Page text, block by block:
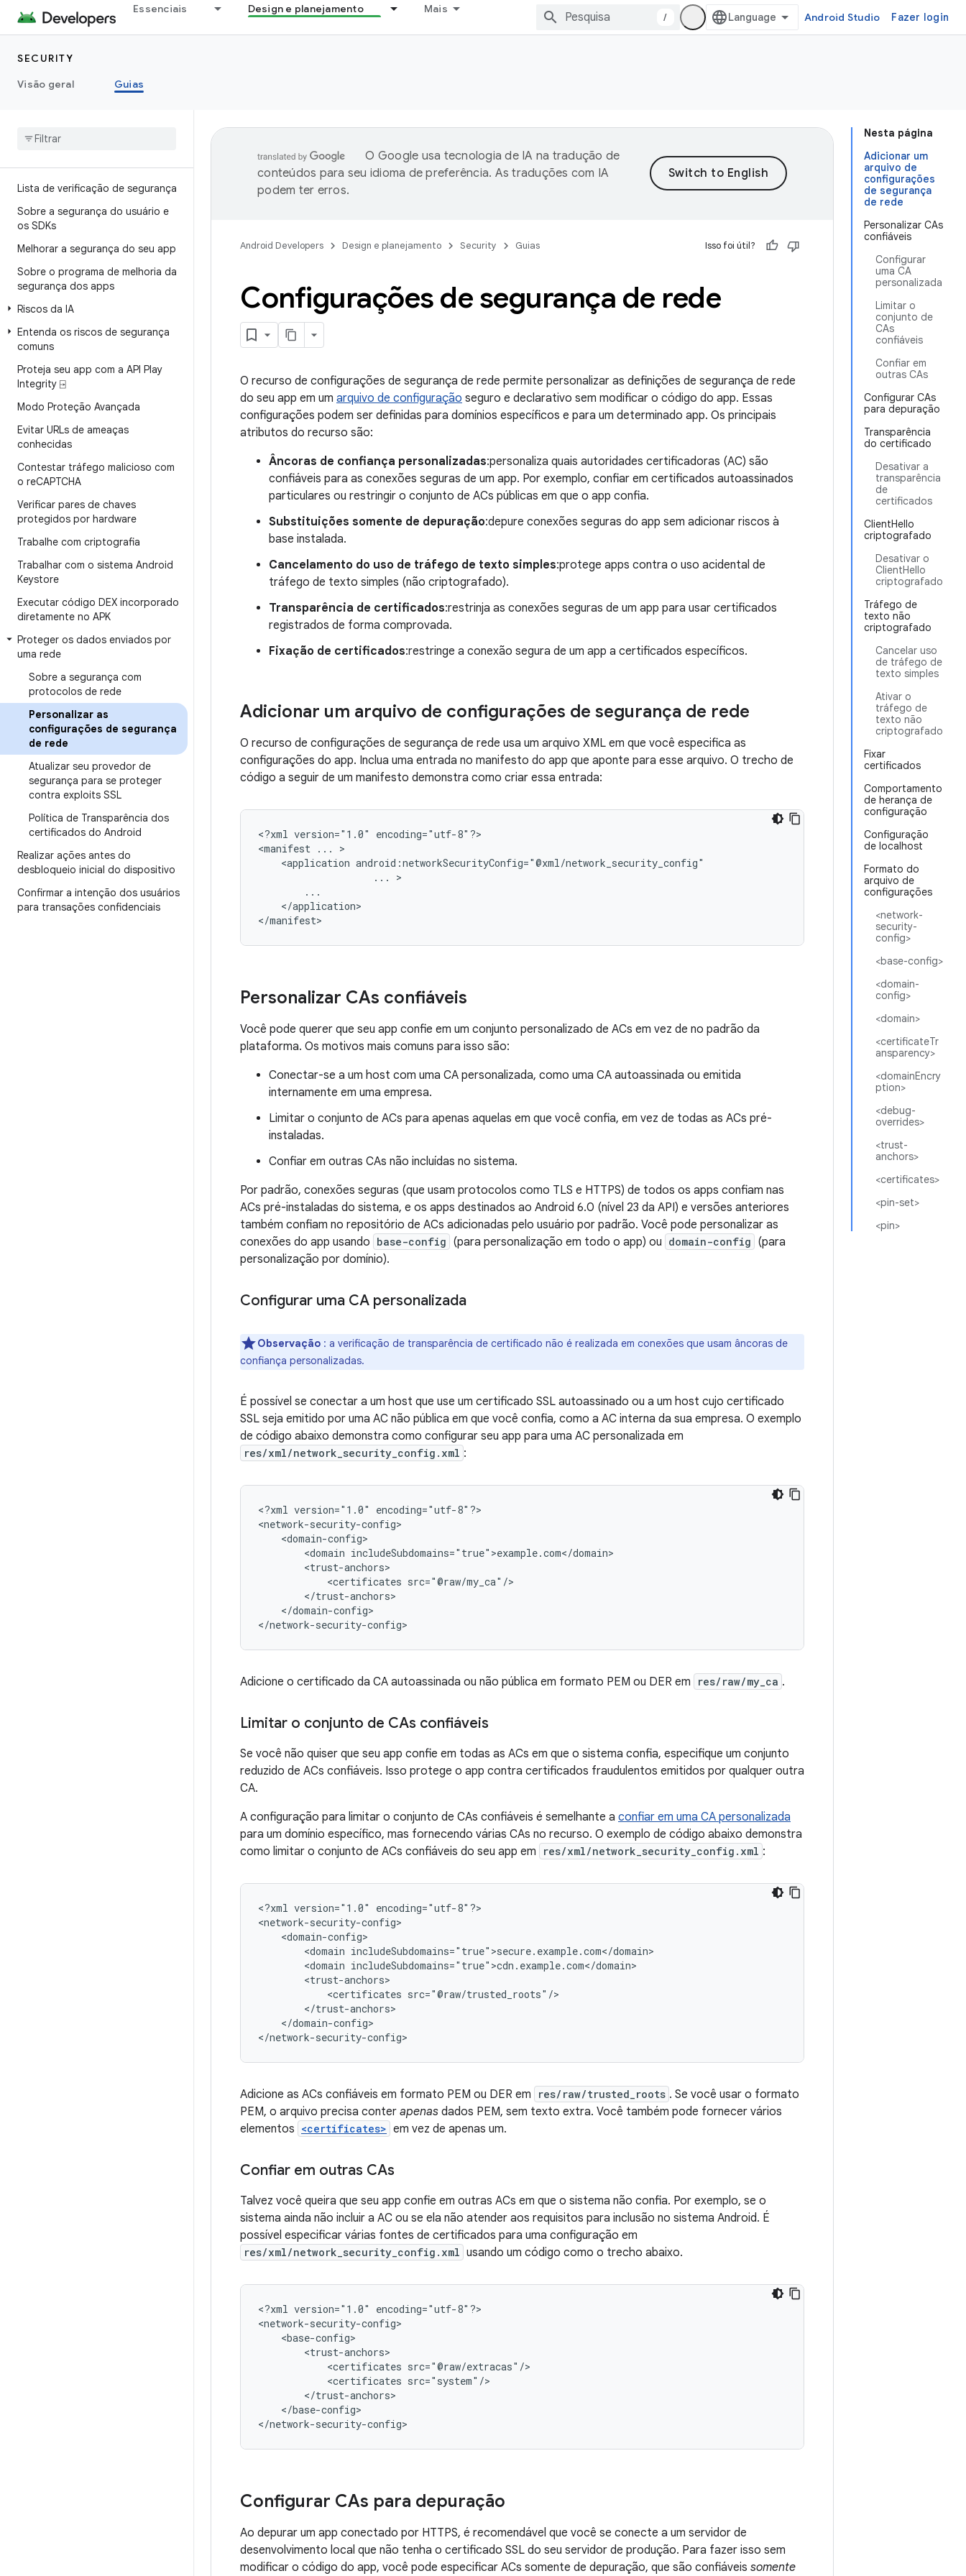
Essenciais Design e planejamento Mais
/ Android Studio Fazer login
SECURITY
Visão geral
Guias
Lista de verificação de segurança
Sobre a segurança do usuário e
os SDKs
Melhorar a segurança do seu app
Sobre o programa de melhoria da
segurança dos apps
Riscos da IA
Entenda os riscos de segurança
comuns
Proteja seu app com a API Play
Integrity ⍈
Modo Proteção Avançada
Evitar URLs de ameaças
conhecidas
Contestar tráfego malicioso com
o reCAPTCHA
Verificar pares de chaves
protegidos por hardware
Trabalhe com criptografia
Trabalhar com o sistema Android
Keystore
Executar código DEX incorporado
diretamente no APK
Proteger os dados enviados por
uma rede
Sobre a segurança com
protocolos de rede
Personalizar as
configurações de segurança
de rede
Atualizar seu provedor de
segurança para se proteger
contra exploits SSL
Política de Transparência dos
certificados do Android
Realizar ações antes do
desbloqueio inicial do dispositivo
Confirmar a intenção dos usuários
para transações confidenciais
Nesta página
Adicionar um
arquivo de
configurações
de segurança
de rede
Personalizar CAs
confiáveis
Configurar
uma CA
personalizada
Limitar o
conjunto de
CAs
confiáveis
Confiar em
outras CAs
Configurar CAs
para depuração
Transparência
do certificado
Desativar a
transparência
de
certificados
ClientHello
criptografado
Desativar o
ClientHello
criptografado
Tráfego de
texto não
criptografado
Cancelar uso
de tráfego de
texto simples
Ativar o
tráfego de
texto não
criptografado
Fixar
certificados
Comportamento
de herança de
configuração
Configuração
de localhost
Formato do
arquivo de
configurações
<network-
security-
config>
<base-config>
<domain-
config>
<domain>
<certificateTr
ansparency>
<domainEncry
ption>
<debug-
overrides>
<trust-
anchors>
<certificates>
<pin-set>
<pin>
O Google usa tecnologia de IA na tradução de
conteúdos para seu idioma de preferência. As traduções com IA
podem ter erros.
Android Developers Design e planejamento Security Guias Isso foi útil?
Configurações de segurança de rede
O recurso de configurações de segurança de rede permite personalizar as definições de segurança de rede
do seu app em um arquivo de configuração seguro e declarativo sem modificar o código do app. Essas
configurações podem ser definidas para domínios específicos e para um determinado app. Os principais
atributos do recurso são:
Âncoras de confiança personalizadas:personaliza quais autoridades certificadoras (AC) são
confiáveis para as conexões seguras de um app. Por exemplo, confiar em certificados autoassinados
particulares ou restringir o conjunto de ACs públicas em que o app confia.
Substituições somente de depuração:depure conexões seguras do app sem adicionar riscos à
base instalada.
Cancelamento do uso de tráfego de texto simples:protege apps contra o uso acidental de
tráfego de texto simples (não criptografado).
Transparência de certificados:restrinja as conexões seguras de um app para usar certificados
registrados de forma comprovada.
Fixação de certificados:restringe a conexão segura de um app a certificados específicos.
Adicionar um arquivo de configurações de segurança de rede
O recurso de configurações de segurança de rede usa um arquivo XML em que você especifica as
configurações do app. Inclua uma entrada no manifesto do app que aponte para esse arquivo. O trecho de
código a seguir de um manifesto demonstra como criar essa entrada:
<?xml version="1.0"
encoding="utf-8"?>
<manifest ...
<application
...
</application>
</manifest>
Personalizar CAs confiáveis
Você pode querer que seu app confie em um conjunto personalizado de ACs em vez de no padrão da
plataforma. Os motivos mais comuns para isso são:
Conectar-se a um host com uma CA personalizada, como uma CA autoassinada ou emitida
internamente em uma empresa.
Limitar o conjunto de ACs para apenas aquelas em que você confia, em vez de todas as ACs pré-
instaladas.
Confiar em outras CAs não incluídas no sistema.
Por padrão, conexões seguras (que usam protocolos como TLS e HTTPS) de todos os apps confiam nas
ACs pré-instaladas do sistema, e os apps destinados ao Android 6.0 (nível 23 da API) e versões anteriores
também confiam no repositório de ACs adicionadas pelo usuário por padrão. Você pode personalizar as
conexões do app usando base-config (para personalização em todo o app) ou domain-config (para
personalização por domínio).
Configurar uma CA personalizada
Observação : a verificação de transparência de certificado não é realizada em conexões que usam âncoras de
confiança personalizadas.
É possível se conectar a um host que use um certificado SSL autoassinado ou a um host cujo certificado
SSL seja emitido por uma AC não pública em que você confia, como a AC interna da sua empresa. O exemplo
de código abaixo demonstra como configurar seu app para uma AC personalizada em
res/xml/network_security_config.xml :
<?xml version="1.0"
encoding="utf-8"?>
<domain
<certificates
</domain-config>
</network-security-config>
Adicione o certificado da CA autoassinada ou não pública em formato PEM ou DER em res/raw/my_ca .
Limitar o conjunto de CAs confiáveis
Se você não quiser que seu app confie em todas as ACs em que o sistema confia, especifique um conjunto
reduzido de ACs confiáveis. Isso protege o app contra certificados fraudulentos emitidos por qualquer outra
CA.
A configuração para limitar o conjunto de CAs confiáveis é semelhante a confiar em uma CA personalizada
para um domínio específico, mas fornecendo várias CAs no recurso. O exemplo de código abaixo demonstra
como limitar o conjunto de ACs confiáveis do seu app em
res/xml/network_security_config.xml :
<?xml version="1.0"
encoding="utf-8"?>
<domain
<domain
<certificates
</domain-config>
</network-security-config>
Adicione as ACs confiáveis em formato PEM ou DER em res/raw/trusted_roots . Se você usar o formato
PEM, o arquivo precisa conter apenas dados PEM, sem texto extra. Você também pode fornecer vários
elementos <certificates> em vez de apenas um.
Confiar em outras CAs
Talvez você queira que seu app confie em outras ACs em que o sistema não confia. Por exemplo, se o
sistema ainda não incluir a AC ou se ela não atender aos requisitos para inclusão no sistema Android. É
possível especificar várias fontes de certificados para uma configuração em
res/xml/network_security_config.xml usando um código como o trecho abaixo.
<?xml version="1.0"
encoding="utf-8"?>
<certificates
<certificates
</base-config>
</network-security-config>
Configurar CAs para depuração
Ao depurar um app conectado por HTTPS, é recomendável que você se conecte a um servidor de
desenvolvimento local que não tenha o certificado SSL do seu servidor de produção. Para fazer isso sem
modificar o código do app, você pode especificar ACs somente de depuração, que são confiáveis somente